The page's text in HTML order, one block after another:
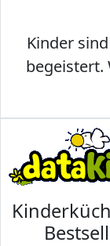
Kinder
begeistert.